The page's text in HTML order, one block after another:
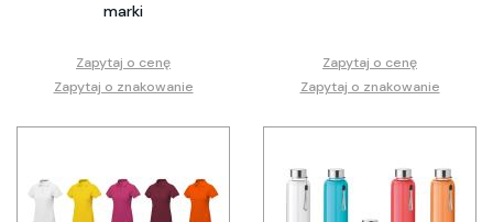
marki
Zapytaj o cenę
Zapytaj o znakowanie
Zapytaj o cenę
Zapytaj o znakowanie